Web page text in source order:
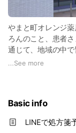
やまと町オレンジ
ろんのこと、患者
通じて、地域の中で
仙台市営地下鉄東
ようしっかり丁寧に
お薬、健康に関す
寄りください。
...See more
Basic info
LINEで処方箋